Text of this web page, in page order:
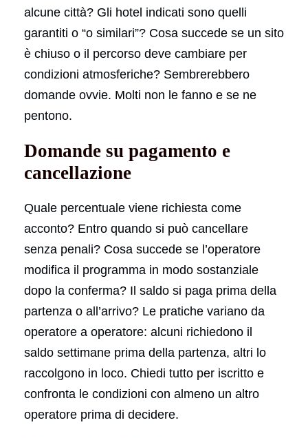
alcune città? Gli hotel indicati sono quelli
garantiti o “o similari”? Cosa succede se un sito
è chiuso o il percorso deve cambiare per
condizioni atmosferiche? Sembrerebbero
domande ovvie. Molti non le fanno e se ne
pentono.
Domande su pagamento e
cancellazione
Quale percentuale viene richiesta come
acconto? Entro quando si può cancellare
senza penali? Cosa succede se l’operatore
modifica il programma in modo sostanziale
dopo la conferma? Il saldo si paga prima della
partenza o all’arrivo? Le pratiche variano da
operatore a operatore: alcuni richiedono il
saldo settimane prima della partenza, altri lo
raccolgono in loco. Chiedi tutto per iscritto e
confronta le condizioni con almeno un altro
operatore prima di decidere.